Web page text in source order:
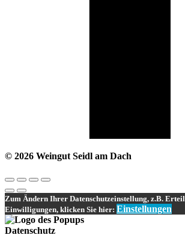
© 2026 Weingut Seidl am Dach
Zum Ändern Ihrer Datenschutzeinstellung, z.B.
Einwilligungen, klicken Sie hier: Einstellungen
Datenschutz